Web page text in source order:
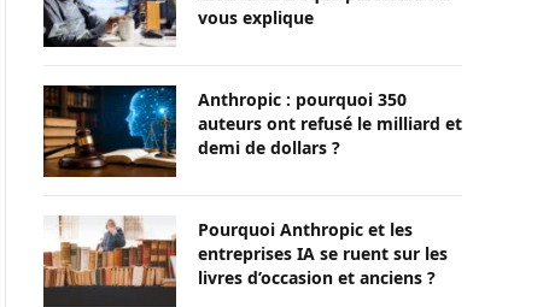
vous explique
Anthropic : pourquoi 350
auteurs ont refusé le milliard et
demi de dollars ?
Pourquoi Anthropic et les
entreprises IA se ruent sur les
livres d’occasion et anciens ?